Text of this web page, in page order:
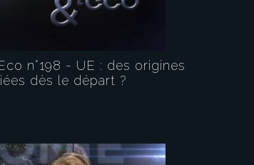
n°198 - UE : des origines
dès le départ ?